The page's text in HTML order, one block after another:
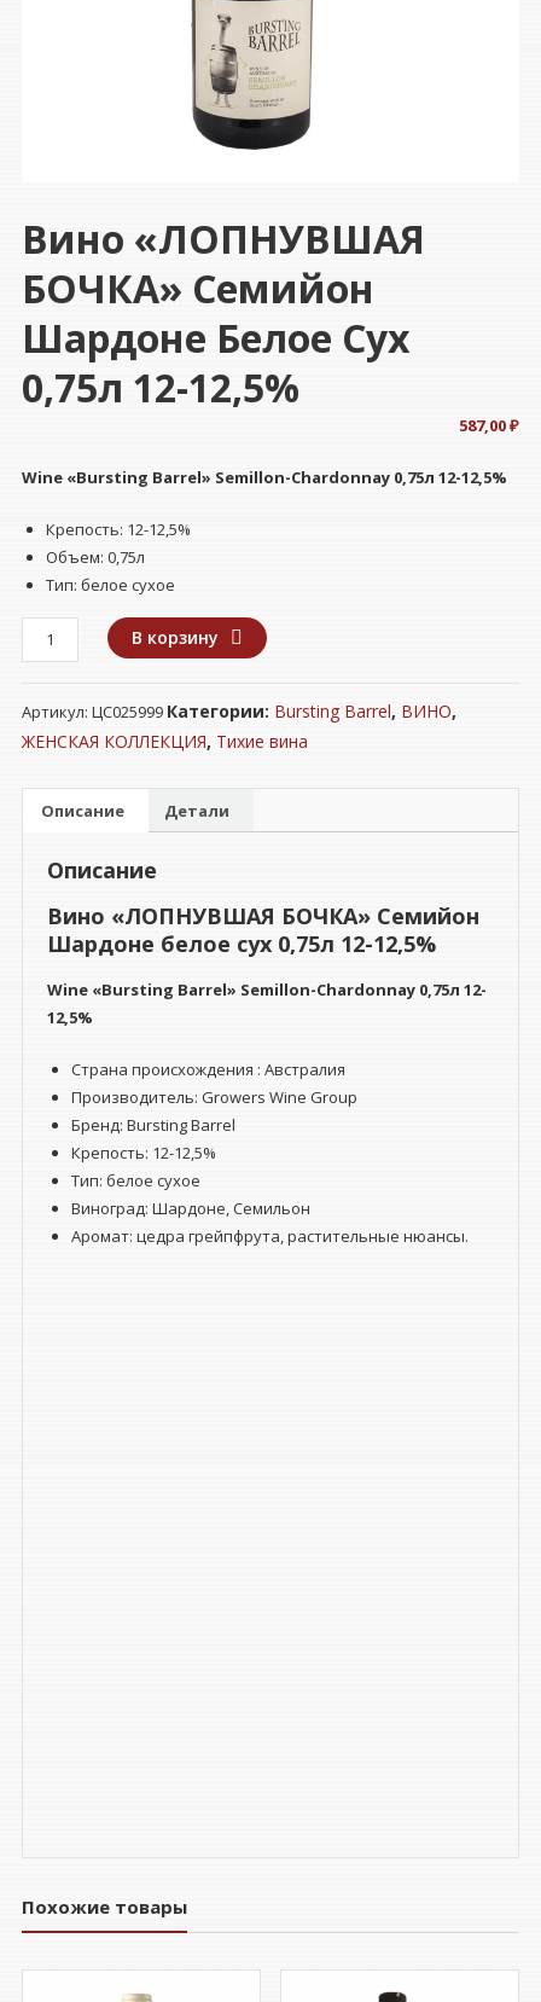
Вино «ЛОПНУВШАЯ
БОЧКА» Семийон
Шардоне Белое Сух
0,75л 12-12,5%
587,00₽
Wine «Bursting Barrel» Semillon-Chardonnay 0,75л 12-12,5%
Крепость: 12-12,5%
Объем: 0,75л
Тип: белое сухое
Количество
товара
Вино
"ЛОПНУВШАЯ
БОЧКА"
Шардоне
белое
0,75л
12,5%
В корзину
Артикул: ЦС025999 Категории: Bursting Barrel, ВИНО,
ЖЕНСКАЯ КОЛЛЕКЦИЯ, Тихие вина
Описание Детали
Описание
Вино «ЛОПНУВШАЯ БОЧКА» Семийон
Шардоне белое сух 0,75л 12-12,5%
Wine «Bursting Barrel» Semillon-Chardonnay 0,75л 12-
12,5%
Страна происхождения : Австралия
Производитель: Growers Wine Group
Бренд: Bursting Barrel
Крепость: 12-12,5%
Тип: белое сухое
Виноград: Шардоне, Семильон
Аромат: цедра грейпфрута, растительные нюансы.
Похожие товары